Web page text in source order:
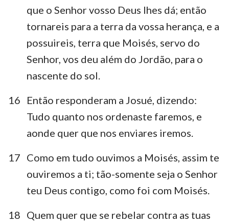
que o Senhor vosso Deus lhes dá; então
tornareis para a terra da vossa herança, e a
possuireis, terra que Moisés, servo do
Senhor, vos deu além do Jordão, para o
nascente do sol.
16
Então responderam a Josué, dizendo:
Tudo quanto nos ordenaste faremos, e
aonde quer que nos enviares iremos.
17 Como em tudo ouvimos a Moisés, assim te
ouviremos a ti; tão-somente seja o Senhor
teu Deus contigo, como foi com Moisés.
18 Quem quer que se rebelar contra as tuas